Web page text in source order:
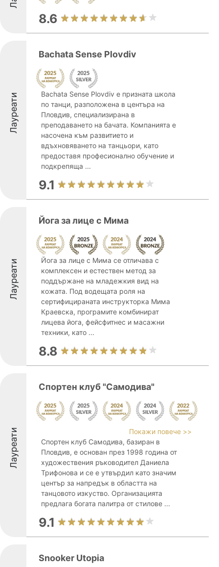
8.6
Лауреати
Bachata Sense Plovdiv
Bachata Sense Plovdiv е призната школа
по танци, разположена в центъра на
Пловдив, специализирана в
преподаването на бачата. Компанията е
насочена към развитието и
вдъхновяването на танцьори, като
предоставя професионално обучение и
подкрепяща ...
9.1
Лауреати
Йога за лице с Мима
Йога за лице с Мима се отличава с
комплексен и естествен метод за
поддържане на младежкия вид на
кожата. Под водещата роля на
сертифицираната инструкторка Мима
Краевска, програмите комбинират
лицева йога, фейсфитнес и масажни
техники, като ...
8.8
Лауреати
Спортен клуб "Самодива"
Покажи повече >>
Спортен клуб Самодива, базиран в
Пловдив, е основан през 1998 година от
художествения ръководител Даниела
Трифонова и се е утвърдил като значим
център за напредък в областта на
танцовото изкуство. Организацията
предлага богата палитра от стилове ...
9.1
Snooker Utopia